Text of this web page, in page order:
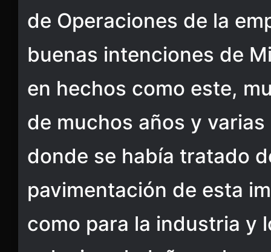
de Operaciones de la
buenas intenciones de
en hechos como este,
de muchos años y
donde se había tratado
pavimentación de esta
como para la industria y